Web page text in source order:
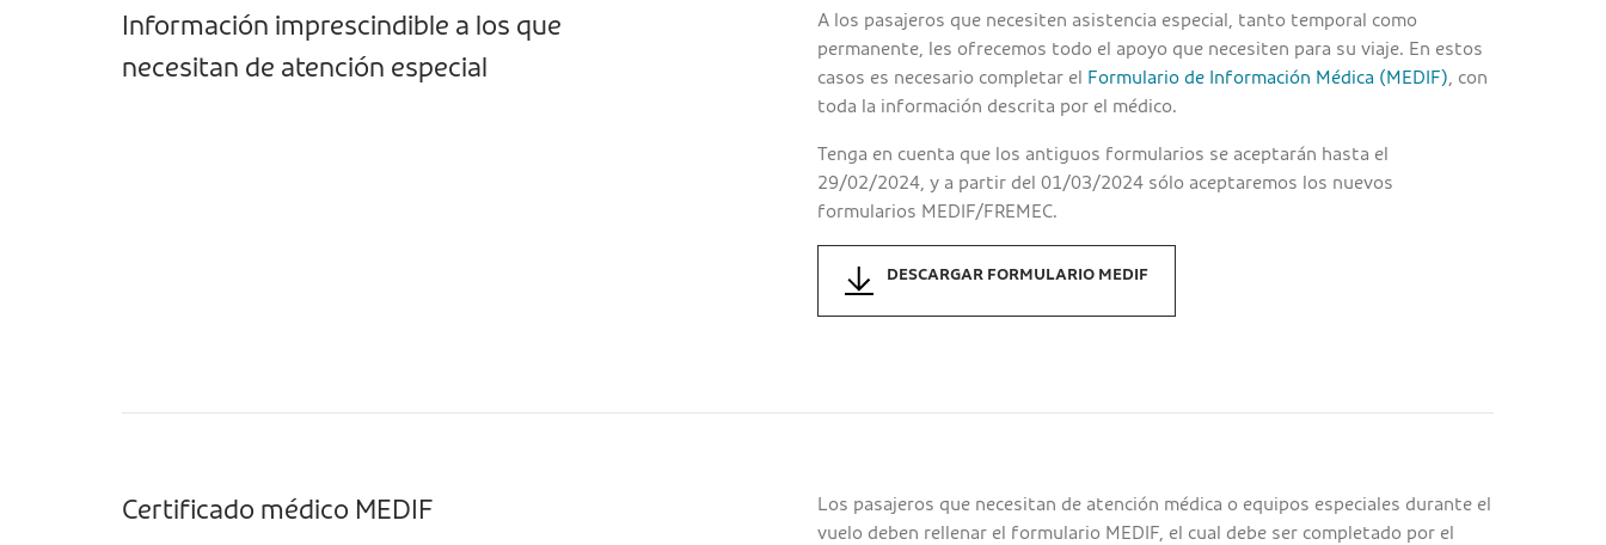
Información imprescindible a los que
necesitan de atención especial
A los pasajeros que necesiten asistencia especial, tanto temporal como
permanente, les ofrecemos todo el apoyo que necesiten para su viaje. En estos
casos es necesario completar el
Formulario de Información Médica (MEDIF), con
toda la información descrita por el médico.
Tenga en cuenta que los antiguos formularios se aceptarán hasta el
29/02/2024, y a partir del 01/03/2024 sólo aceptaremos los nuevos
formularios MEDIF/FREMEC.
DESCARGAR FORMULARIO MEDIF
Certificado médico MEDIF
Los pasajeros que necesitan de atención médica o equipos especiales durante el
vuelo deben rellenar el formulario MEDIF, el cual debe ser completado por el